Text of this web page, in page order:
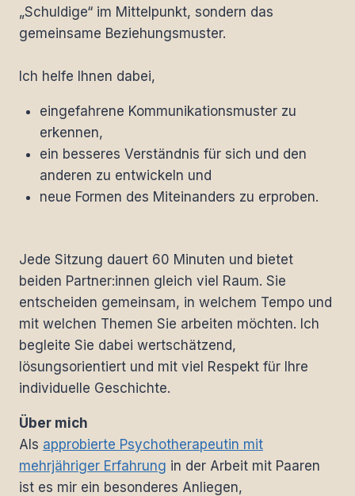
„Schuldige“ im Mittelpunkt, sondern das
gemeinsame Beziehungsmuster.
Ich helfe Ihnen dabei,
eingefahrene Kommunikationsmuster zu
erkennen,
ein besseres Verständnis für sich und den
anderen zu entwickeln und
neue Formen des Miteinanders zu erproben.
Jede Sitzung dauert 60 Minuten und bietet
beiden Partner:innen gleich viel Raum. Sie
entscheiden gemeinsam, in welchem Tempo und
mit welchen Themen Sie arbeiten möchten. Ich
begleite Sie dabei wertschätzend,
lösungsorientiert und mit viel Respekt für Ihre
individuelle Geschichte.
Über mich
Als approbierte Psychotherapeutin mit
mehrjähriger Erfahrung in der Arbeit mit Paaren
ist es mir ein besonderes Anliegen,